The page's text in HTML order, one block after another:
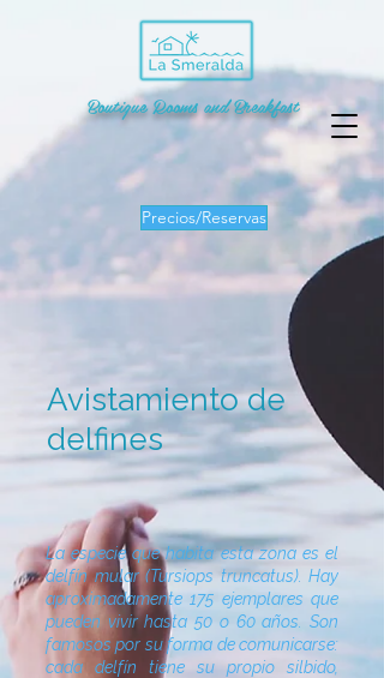
Boutique Rooms and Breakfast
Precios/Reservas
Avistamiento de
delfines
La especie que habita esta zona es el
delfín mular (Tursiops truncatus). Hay
aproximadamente 175 ejemplares que
pueden vivir hasta 50 o 60 años. Son
famosos por su forma de comunicarse:
cada delfín tiene su propio silbido,